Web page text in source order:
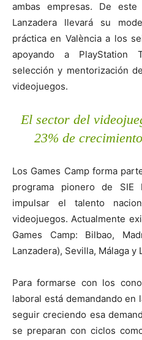
ambas empresas. De
Lanzadera llevará su
práctica en València a los
apoyando a PlayStation
selección y mentorización
videojuegos.
El sector del
23% de
Los Games Camp forma
programa pionero de SIE
impulsar el talento
videojuegos. Actualmente
Games Camp: Bilbao,
Lanzadera), Sevilla, Málaga y
Para formarse con los
laboral está demandando en
seguir creciendo esa
se preparan con ciclos